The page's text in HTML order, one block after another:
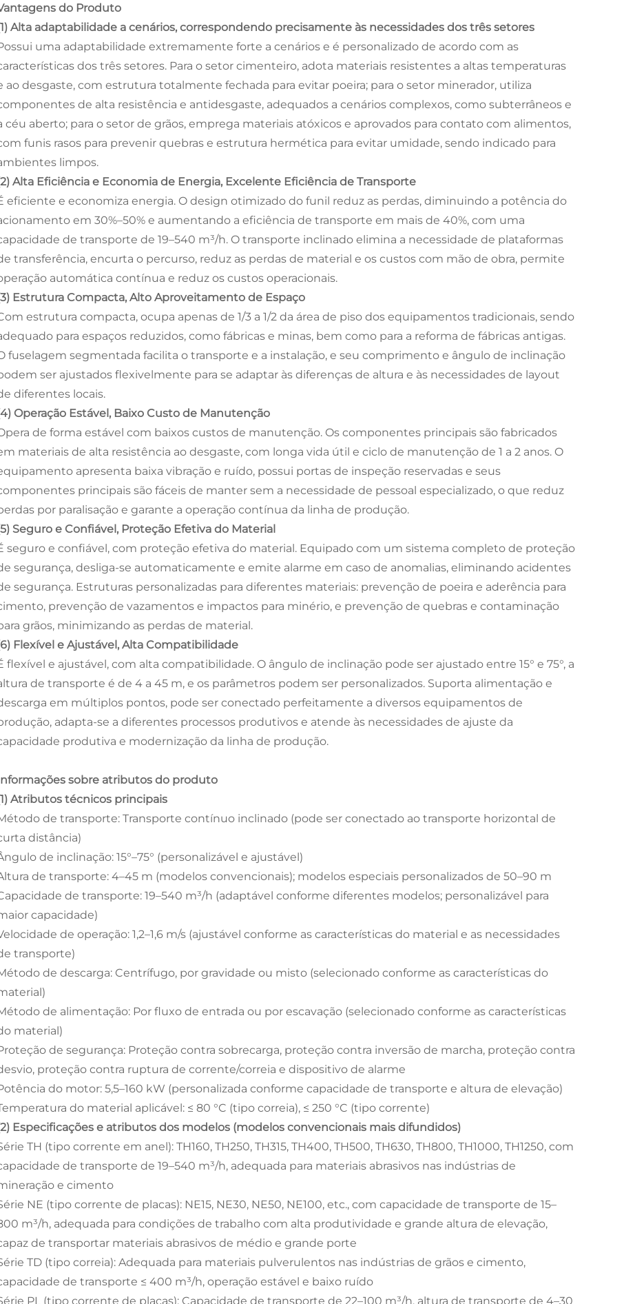
do Produto
Alta adaptabilidade a cenários, correspondendo precisamente às necessidades dos três setores
uma adaptabilidade extremamente forte a cenários e é personalizado de acordo com as
dos três setores. Para o setor cimenteiro, adota materiais resistentes a altas temperaturas
ao desgaste, com estrutura totalmente fechada para evitar poeira; para o setor minerador, utiliza
de alta resistência e antidesgaste, adequados a cenários complexos, como subterrâneos e
céu aberto; para o setor de grãos, emprega materiais atóxicos e aprovados para contato com alimentos,
funis rasos para prevenir quebras e estrutura hermética para evitar umidade, sendo indicado para
limpos.
Alta Eficiência e Economia de Energia, Excelente Eficiência de Transporte
eficiente e economiza energia. O design otimizado do funil reduz as perdas, diminuindo a potência do
em 30%–50% e aumentando a eficiência de transporte em mais de 40%, com uma
de transporte de 19–540 m³/h. O transporte inclinado elimina a necessidade de plataformas
transferência, encurta o percurso, reduz as perdas de material e os custos com mão de obra, permite
automática contínua e reduz os custos operacionais.
Estrutura Compacta, Alto Aproveitamento de Espaço
estrutura compacta, ocupa apenas de 1/3 a 1/2 da área de piso dos equipamentos tradicionais, sendo
para espaços reduzidos, como fábricas e minas, bem como para a reforma de fábricas antigas.
fuselagem segmentada facilita o transporte e a instalação, e seu comprimento e ângulo de inclinação
ser ajustados flexivelmente para se adaptar às diferenças de altura e às necessidades de layout
diferentes locais.
Operação Estável, Baixo Custo de Manutenção
de forma estável com baixos custos de manutenção. Os componentes principais são fabricados
materiais de alta resistência ao desgaste, com longa vida útil e ciclo de manutenção de 1 a 2 anos. O
apresenta baixa vibração e ruído, possui portas de inspeção reservadas e seus
principais são fáceis de manter sem a necessidade de pessoal especializado, o que reduz
por paralisação e garante a operação contínua da linha de produção.
Seguro e Confiável, Proteção Efetiva do Material
seguro e confiável, com proteção efetiva do material. Equipado com um sistema completo de proteção
segurança, desliga-se automaticamente e emite alarme em caso de anomalias, eliminando acidentes
segurança. Estruturas personalizadas para diferentes materiais: prevenção de poeira e aderência para
prevenção de vazamentos e impactos para minério, e prevenção de quebras e contaminação
grãos, minimizando as perdas de material.
Flexível e Ajustável, Alta Compatibilidade
flexível e ajustável, com alta compatibilidade. O ângulo de inclinação pode ser ajustado entre 15° e 75°, a
de transporte é de 4 a 45 m, e os parâmetros podem ser personalizados. Suporta alimentação e
em múltiplos pontos, pode ser conectado perfeitamente a diversos equipamentos de
adapta-se a diferentes processos produtivos e atende às necessidades de ajuste da
produtiva e modernização da linha de produção.
sobre atributos do produto
Atributos técnicos principais
de transporte: Transporte contínuo inclinado (pode ser conectado ao transporte horizontal de
distância)
de inclinação: 15°–75° (personalizável e ajustável)
de transporte: 4–45 m (modelos convencionais); modelos especiais personalizados de 50–90 m
de transporte: 19–540 m³/h (adaptável conforme diferentes modelos; personalizável para
capacidade)
de operação: 1,2–1,6 m/s (ajustável conforme as características do material e as necessidades
transporte)
de descarga: Centrífugo, por gravidade ou misto (selecionado conforme as características do
de alimentação: Por fluxo de entrada ou por escavação (selecionado conforme as características
material)
de segurança: Proteção contra sobrecarga, proteção contra inversão de marcha, proteção contra
proteção contra ruptura de corrente/correia e dispositivo de alarme
do motor: 5,5–160 kW (personalizada conforme capacidade de transporte e altura de elevação)
do material aplicável: ≤ 80 °C (tipo correia), ≤ 250 °C (tipo corrente)
Especificações e atributos dos modelos (modelos convencionais mais difundidos)
TH (tipo corrente em anel): TH160, TH250, TH315, TH400, TH500, TH630, TH800, TH1000, TH1250, com
de transporte de 19–540 m³/h, adequada para materiais abrasivos nas indústrias de
e cimento
NE (tipo corrente de placas): NE15, NE30, NE50, NE100, etc., com capacidade de transporte de 15–
m³/h, adequada para condições de trabalho com alta produtividade e grande altura de elevação,
de transportar materiais abrasivos de médio e grande porte
TD (tipo correia): Adequada para materiais pulverulentos nas indústrias de grãos e cimento,
de transporte ≤ 400 m³/h, operação estável e baixo ruído
PL (tipo corrente de placas): Capacidade de transporte de 22–100 m³/h, altura de transporte de 4–30